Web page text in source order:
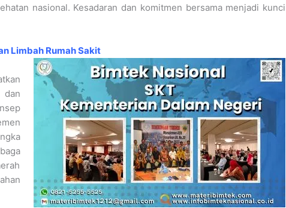
nasional. Kesadaran dan komitmen bersama menjadi kunci
Limbah Rumah Sakit